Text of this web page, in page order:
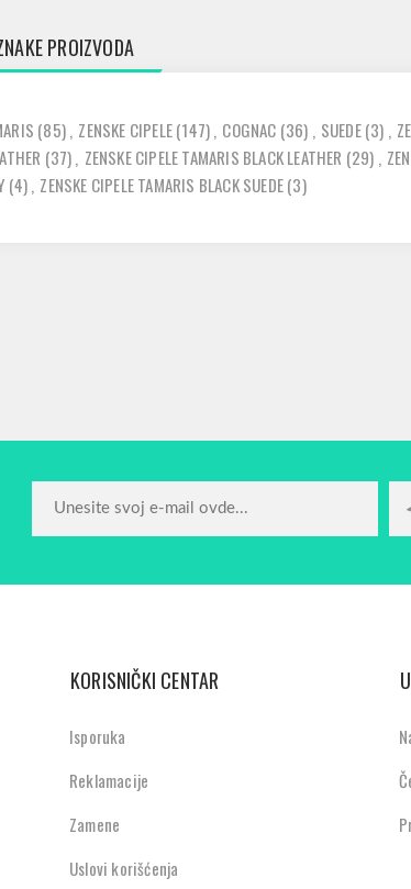
PROIZVODA
(85), ZENSKE CIPELE(147), COGNAC (36) , SUEDE(3) ,
(37), ZENSKE CIPELE TAMARIS BLACK LEATHER (29) ,
(4), ZENSKE CIPELE TAMARIS BLACK SUEDE(3)
KORISNIČKI CENTAR
Isporuka
Reklamacije
Zamene
Uslovi korišćenja